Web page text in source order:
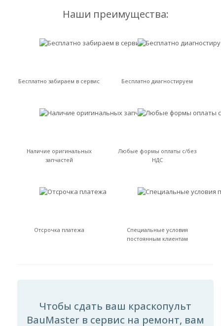
Наши преимущества:
Бесплатно забираем в сервис Бесплатно диагностируем
Наличие оригинальных
запчастей
Любые формы оплаты с/без
НДС
Отсрочка платежа
Специальные условия
постоянным клиентам
Чтобы сдать ваш краскопульт
BauMaster в сервис на ремонт, вам